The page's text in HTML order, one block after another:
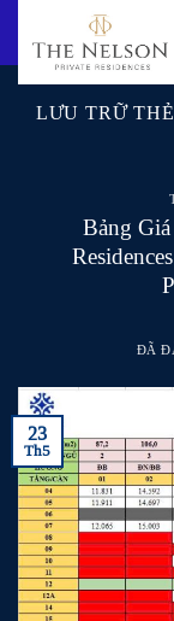
dungLƯU TRỮ
Bảng
ĐÃ
23
Th5